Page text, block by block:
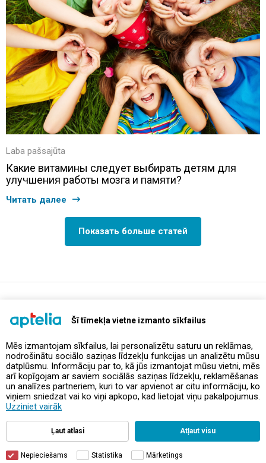
Šī tīmekļa vietne izmanto sīkfailus
Mēs izmantojam sīkfailus, lai personalizētu saturu un reklāmas,
nodrošinātu sociālo saziņas līdzekļu funkcijas un analizētu mūsu
datplūsmu. Informāciju par to, kā jūs izmantojat mūsu vietni, mēs
arī kopīgojam ar saviem sociālās saziņas līdzekļu, reklamēšanas
un analīzes partneriem, kuri to var apvienot ar citu informāciju, ko
viņiem sniedzat vai ko viņi apkopo, kad lietojat viņu pakalpojumus.
Uzziniet vairāk
Ļaut atlasi Atļaut visu
Nepieciešams Statistika Mārketings
Laba pašsajūta
Какие витамины следует выбирать детям для
улучшения работы мозга и памяти?
Читать далее
Показать больше статей
Предложения и акции
Контакты